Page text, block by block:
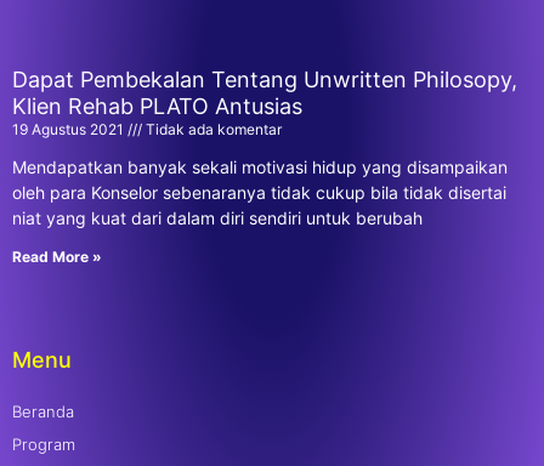
Dapat Pembekalan Tentang Unwritten Philosopy,
Klien Rehab PLATO Antusias
19 Agustus 2021 Tidak ada komentar
Mendapatkan banyak sekali motivasi hidup yang disampaikan
oleh para Konselor sebenaranya tidak cukup bila tidak disertai
niat yang kuat dari dalam diri sendiri untuk berubah
Read More »
Menu
Beranda
Program